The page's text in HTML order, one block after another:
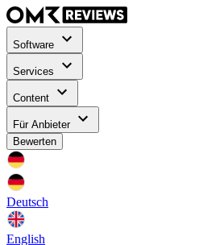
Software
Services
Content
Für Anbieter
Bewerten
Deutsch
English